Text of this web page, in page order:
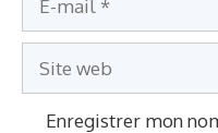
mail
Site
web
Enregistrer mon